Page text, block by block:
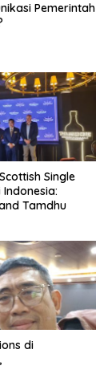
Pemerintah
Single
Tamdhu
di